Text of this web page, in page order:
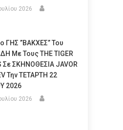
2026
ΓΗΣ ”ΒΑΚΧΕΣ” Του
Με Τους THE TIGER
Σε ΣΚΗΝΟΘΕΣΙΑ JAVOR
Την ΤΕΤΑΡΤΗ 22
2026
2026